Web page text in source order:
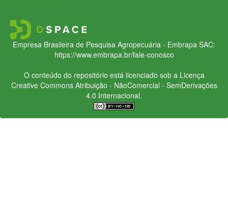
Empresa Brasileira de Pesquisa Agropecuária - Embrapa SAC:
https://www.embrapa.br/fale-conosco
O conteúdo do repositório está licenciado sob a Licença
Creative CommonsAtribuição - NãoComercial - SemDerivações
4.0 Internacional.